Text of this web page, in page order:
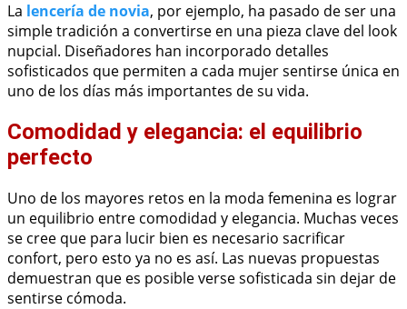
La lencería de novia, por ejemplo, ha pasado de ser una
simple tradición a convertirse en una pieza clave del look
nupcial. Diseñadores han incorporado detalles
sofisticados que permiten a cada mujer sentirse única en
uno de los días más importantes de su vida.
Comodidad y elegancia: el equilibrio
perfecto
Uno de los mayores retos en la moda femenina es lograr
un equilibrio entre comodidad y elegancia. Muchas veces
se cree que para lucir bien es necesario sacrificar
confort, pero esto ya no es así. Las nuevas propuestas
demuestran que es posible verse sofisticada sin dejar de
sentirse cómoda.